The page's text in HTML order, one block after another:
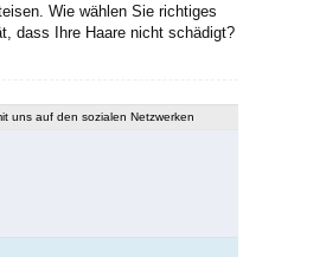
Wie wählen Sie richtiges
dass Ihre Haare nicht schädigt?
uns auf den sozialen Netzwerken